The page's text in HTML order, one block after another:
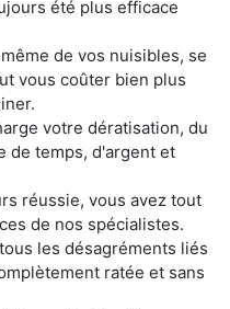
été plus efficace
de vos nuisibles, se
vous coûter bien plus
votre dératisation, du
de temps, d'argent et
réussie, vous avez tout
de nos spécialistes.
les désagréments liés
ratée et sans